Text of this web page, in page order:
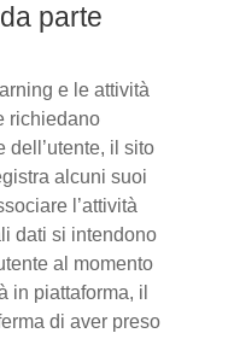
parte
e le attività
richiedano
dell’utente, il sito
alcuni suoi
l’attività
dati si intendono
al momento
in piattaforma, il
di aver preso